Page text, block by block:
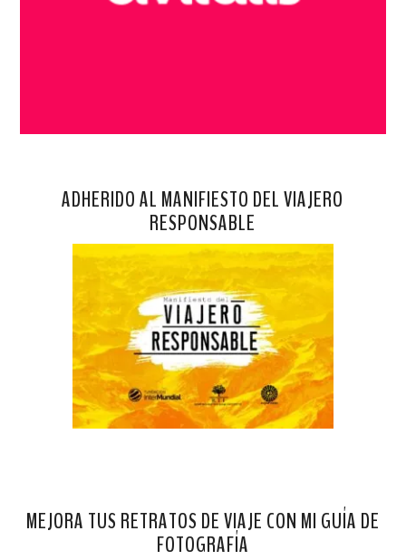
ADHERIDO AL MANIFIESTO DEL VIAJERO
RESPONSABLE
MEJORA TUS RETRATOS DE VIAJE CON MI GUÍA DE
FOTOGRAFÍA